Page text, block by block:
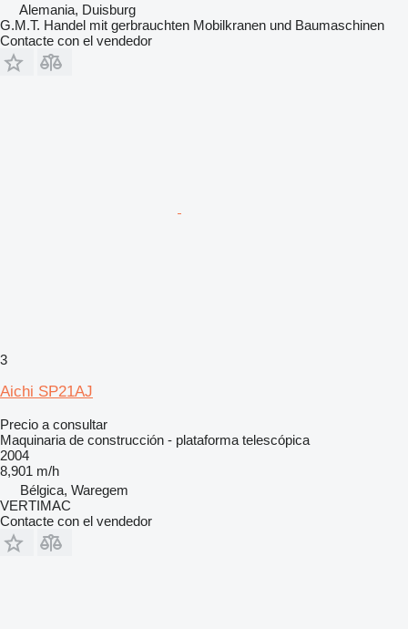
Alemania, Duisburg
G.M.T. Handel mit gerbrauchten Mobilkranen und Baumaschinen
Contacte con el vendedor
3
Aichi SP21AJ
Precio a consultar
Maquinaria de construcción - plataforma telescópica
2004
8,901 m/h
Bélgica, Waregem
VERTIMAC
Contacte con el vendedor